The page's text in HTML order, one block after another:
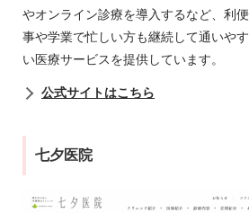
やオンライン診療を導入するなど、利
事や学業で忙しい方も継続して通いや
い医療サービスを提供しています。
公式サイトはこちら
七夕医院